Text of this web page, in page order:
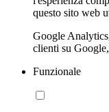
questo sito web
Google
clienti su
Funzionale